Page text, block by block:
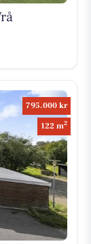
795.000 kr
122 m2